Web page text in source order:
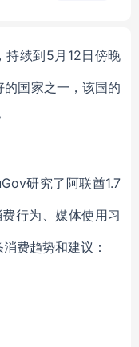
持续到5月12日傍晚
国家之一，该国的
研究了阿联酋1.7
行为、媒体使用习
费趋势和建议：